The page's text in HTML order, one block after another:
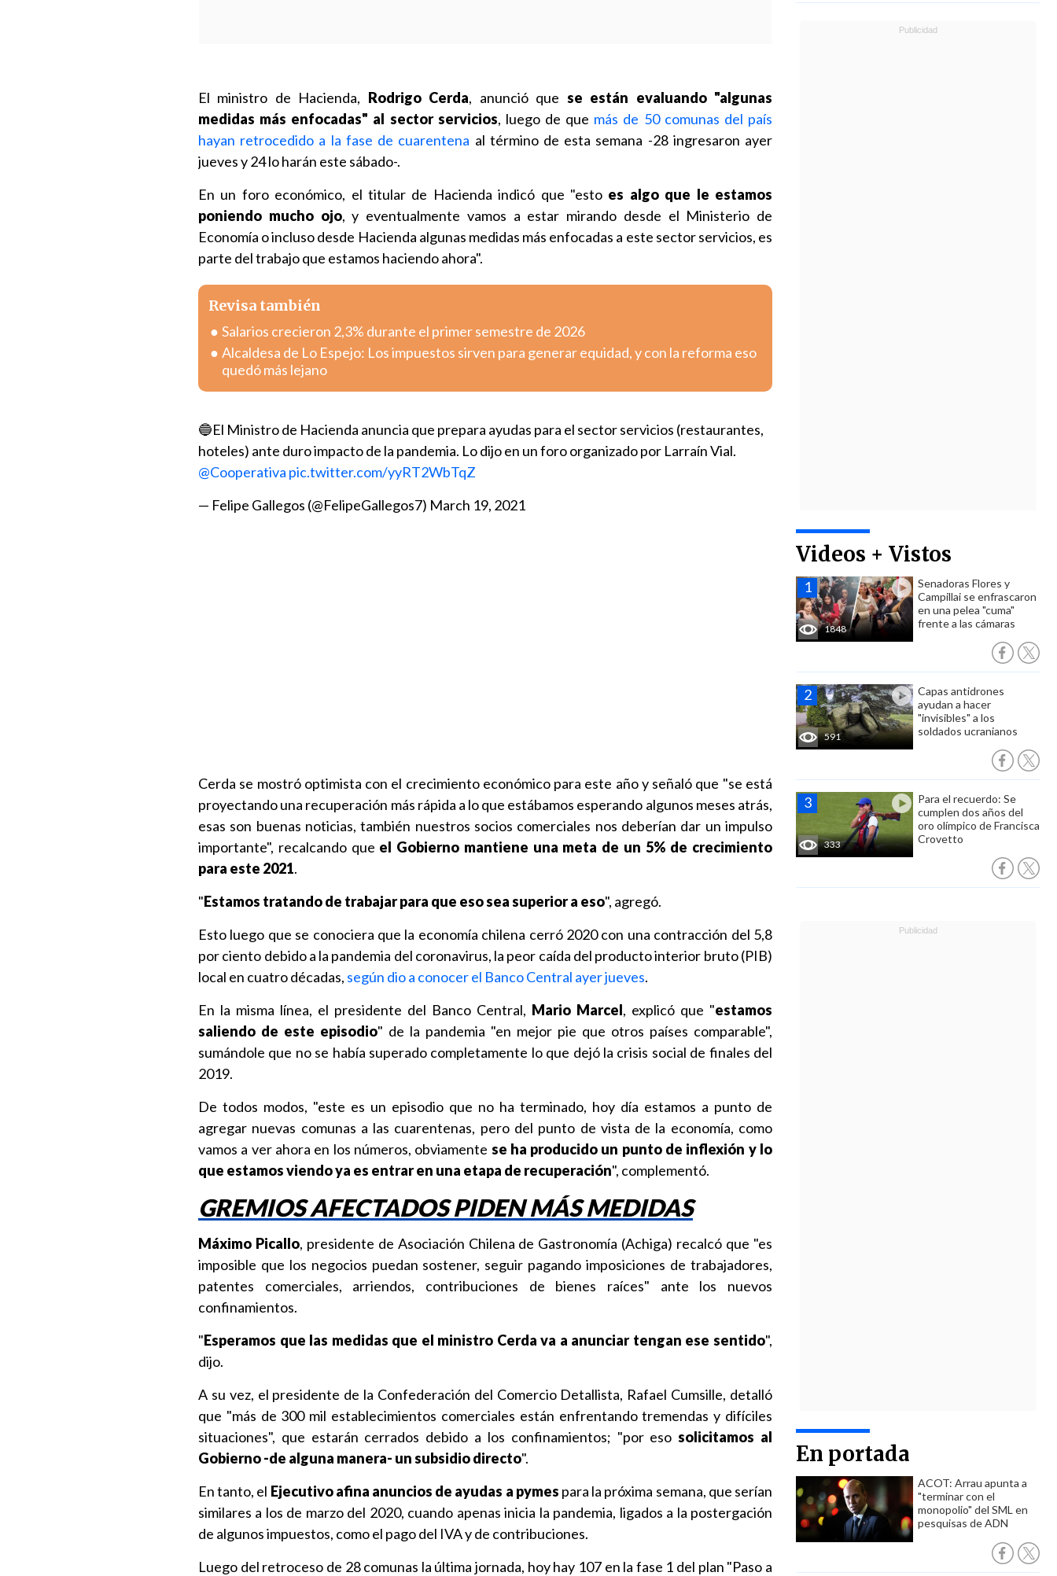
Videos + Vistos
1848
Senadoras Flores y
Campillai se enfrascaron
en una pelea "cuma"
frente a las cámaras
591
Capas antidrones
ayudan a hacer
"invisibles" a los
soldados ucranianos
333
Para el recuerdo: Se
cumplen dos años del
oro olímpico de Francisca
Crovetto
En portada
ACOT: Arrau apunta a
"terminar con el
monopolio" del SML en
pesquisas de ADN
El ministro de Hacienda, Rodrigo Cerda, anunció que se están evaluando "algunas
medidas más enfocadas" al sector servicios, luego de que más de 50 comunas del país
hayan retrocedido a la fase de cuarentena al término de esta semana -28 ingresaron ayer
jueves y 24 lo harán este sábado-.
En un foro económico, el titular de Hacienda indicó que "esto es algo que le estamos
poniendo mucho ojo, y eventualmente vamos a estar mirando desde el Ministerio de
Economía o incluso desde Hacienda algunas medidas más enfocadas a este sector servicios, es
parte del trabajo que estamos haciendo ahora".
Revisa también
Salarios crecieron 2,3% durante el primer semestre de 2026
Alcaldesa de Lo Espejo: Los impuestos sirven para generar equidad, y con la reforma eso
quedó más lejano
🔵El Ministro de Hacienda anuncia que prepara ayudas para el sector servicios (restaurantes,
hoteles) ante duro impacto de la pandemia. Lo dijo en un foro organizado por Larraín Vial.
@Cooperativa pic.twitter.com/yyRT2WbTqZ
— Felipe Gallegos (@FelipeGallegos7) March 19, 2021
Cerda se mostró optimista con el crecimiento económico para este año y señaló que "se está
proyectando una recuperación más rápida a lo que estábamos esperando algunos meses atrás,
esas son buenas noticias, también nuestros socios comerciales nos deberían dar un impulso
importante", recalcando que el Gobierno mantiene una meta de un 5% de crecimiento
para este 2021.
"Estamos tratando de trabajar para que eso sea superior a eso", agregó.
Esto luego que se conociera que la economía chilena cerró 2020 con una contracción del 5,8
por ciento debido a la pandemia del coronavirus, la peor caída del producto interior bruto (PIB)
local en cuatro décadas, según dio a conocer el Banco Central ayer jueves.
En la misma línea, el presidente del Banco Central, Mario Marcel, explicó que "estamos
saliendo de este episodio" de la pandemia "en mejor pie que otros países comparable",
sumándole que no se había superado completamente lo que dejó la crisis social de finales del
2019.
De todos modos, "este es un episodio que no ha terminado, hoy día estamos a punto de
agregar nuevas comunas a las cuarentenas, pero del punto de vista de la economía, como
vamos a ver ahora en los números, obviamente se ha producido un punto de inflexión y lo
que estamos viendo ya es entrar en una etapa de recuperación", complementó.
GREMIOS AFECTADOS PIDEN MÁS MEDIDAS
Máximo Picallo, presidente de Asociación Chilena de Gastronomía (Achiga) recalcó que "es
imposible que los negocios puedan sostener, seguir pagando imposiciones de trabajadores,
patentes comerciales, arriendos, contribuciones de bienes raíces" ante los nuevos
confinamientos.
"Esperamos que las medidas que el ministro Cerda va a anunciar tengan ese sentido",
dijo.
A su vez, el presidente de la Confederación del Comercio Detallista, Rafael Cumsille, detalló
que "más de 300 mil establecimientos comerciales están enfrentando tremendas y difíciles
situaciones", que estarán cerrados debido a los confinamientos; "por esosolicitamos al
Gobierno -de alguna manera- un subsidio directo".
En tanto, el Ejecutivo afina anuncios de ayudas a pymes para la próxima semana, que serían
similares a los de marzo del 2020, cuando apenas inicia la pandemia, ligados a la postergación
de algunos impuestos, como el pago del IVA y de contribuciones.
Luego del retroceso de 28 comunas la última jornada, hoy hay 107 en la fase 1 del plan "Paso a